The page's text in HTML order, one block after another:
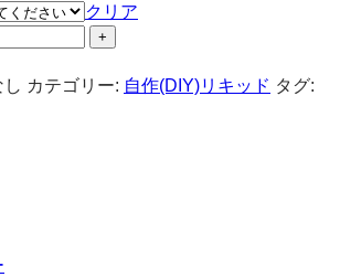
:
クリア
カテゴリー: 自作(DIY)リキッド タグ: